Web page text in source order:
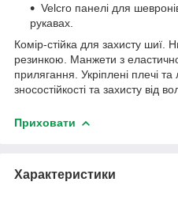
Velcro панелі для
рукавах.
Комір-стійка для захисту шиї.
резинкою. Манжети з
прилягання. Укріплені плечі та
зносостійкості та захисту від
Приховати
Характеристики